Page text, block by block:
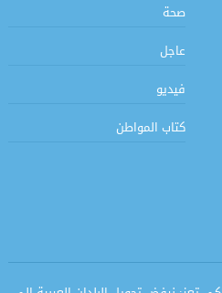
صحة
عاجل
فيديو
كتاب المواطن